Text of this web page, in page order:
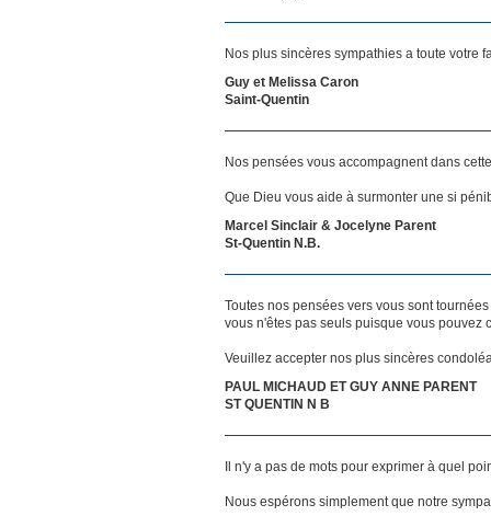
Nos plus sincères sympathies a toute votre
Guy et Melissa Caron
Saint-Quentin
Nos pensées vous accompagnent dans
Que Dieu vous aide à surmonter une si
Marcel Sinclair & Jocelyne Parent
St-Quentin N.B.
Toutes nos pensées vers vous sont
vous n'êtes pas seuls puisque vous pouvez
Veuillez accepter nos plus sincères
PAUL MICHAUD ET GUY ANNE PARENT
ST QUENTIN N B
Il n'y a pas de mots pour exprimer à quel
Nous espérons simplement que notre